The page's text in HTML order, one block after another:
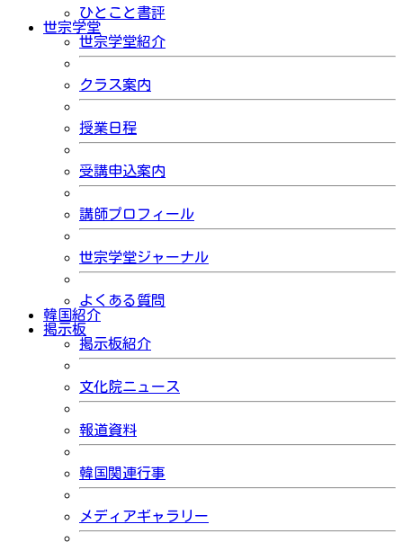
ひとこと書評
世宗学堂
世宗学堂紹介
クラス案内
授業日程
受講申込案内
講師プロフィール
世宗学堂ジャーナル
よくある質問
韓国紹介
掲示板
掲示板紹介
文化院ニュース
報道資料
韓国関連行事
メディアギャラリー